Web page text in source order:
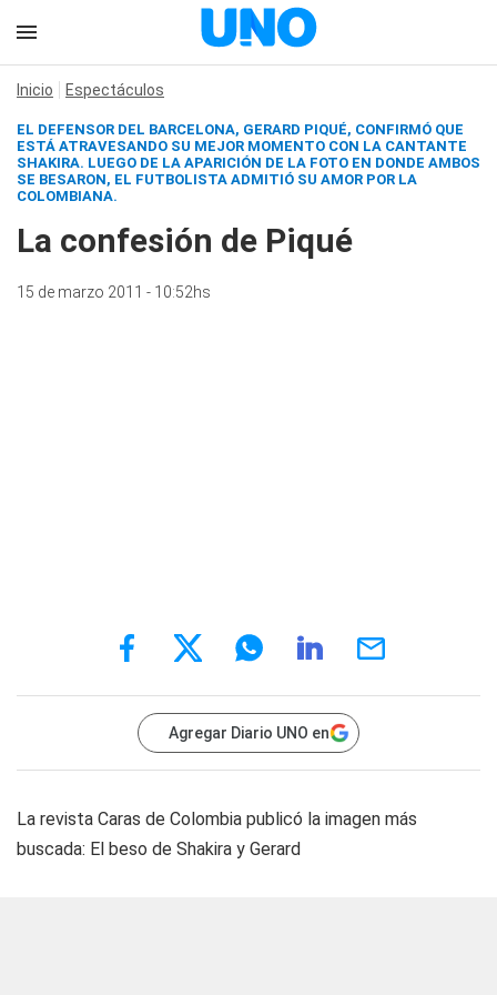
Inicio Espectáculos
EL DEFENSOR DEL BARCELONA, GERARD PIQUÉ, CONFIRMÓ QUE
ESTÁ ATRAVESANDO SU MEJOR MOMENTO CON LA CANTANTE
SHAKIRA. LUEGO DE LA APARICIÓN DE LA FOTO EN DONDE AMBOS
SE BESARON, EL FUTBOLISTA ADMITIÓ SU AMOR POR LA
COLOMBIANA.
La confesión de Piqué
15 de marzo 2011 - 10:52hs
Agregar Diario UNO en
La revista Caras de Colombia publicó la imagen más
buscada: El beso de Shakira y Gerard